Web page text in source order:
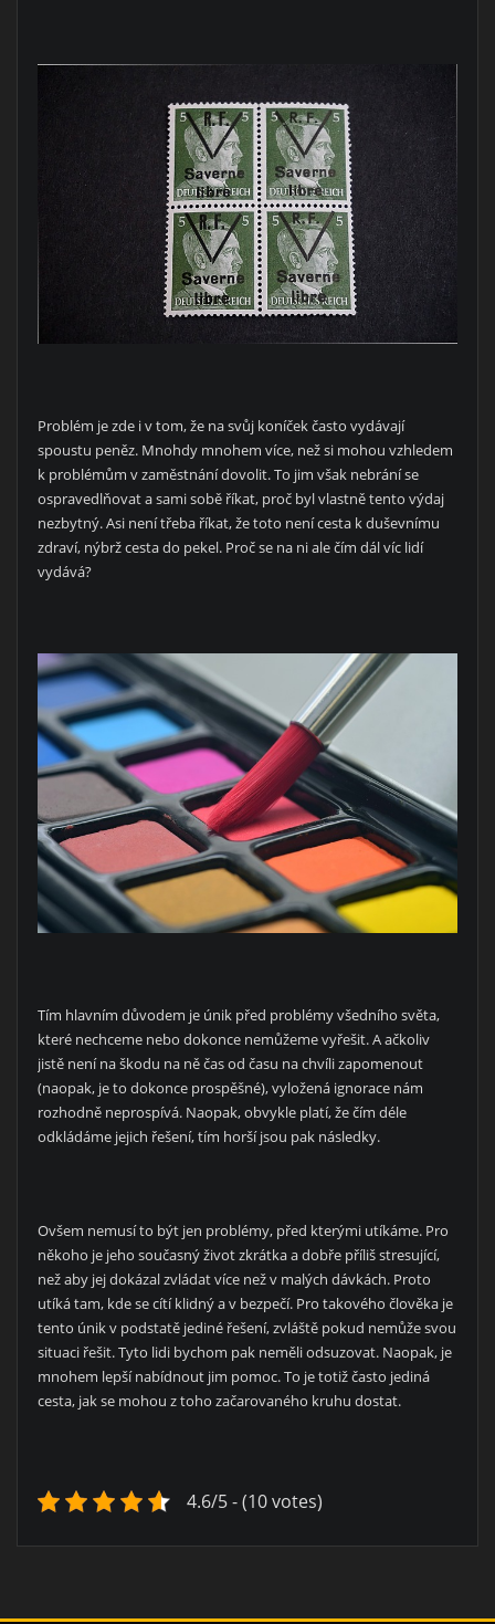
Problém je zde i v tom, že na svůj koníček často vydávají
spoustu peněz. Mnohdy mnohem více, než si mohou vzhledem
k problémům v zaměstnání dovolit. To jim však nebrání se
ospravedlňovat a sami sobě říkat, proč byl vlastně tento výdaj
nezbytný. Asi není třeba říkat, že toto není cesta k duševnímu
zdraví, nýbrž cesta do pekel. Proč se na ni ale čím dál víc lidí
vydává?
Tím hlavním důvodem je únik před problémy všedního světa,
které nechceme nebo dokonce nemůžeme vyřešit. A ačkoliv
jistě není na škodu na ně čas od času na chvíli zapomenout
(naopak, je to dokonce prospěšné), vyložená ignorace nám
rozhodně neprospívá. Naopak, obvykle platí, že čím déle
odkládáme jejich řešení, tím horší jsou pak následky.
Ovšem nemusí to být jen problémy, před kterými utíkáme. Pro
někoho je jeho současný život zkrátka a dobře příliš stresující,
než aby jej dokázal zvládat více než v malých dávkách. Proto
utíká tam, kde se cítí klidný a v bezpečí. Pro takového člověka je
tento únik v podstatě jediné řešení, zvláště pokud nemůže svou
situaci řešit. Tyto lidi bychom pak neměli odsuzovat. Naopak, je
mnohem lepší nabídnout jim pomoc. To je totiž často jediná
cesta, jak se mohou z toho začarovaného kruhu dostat.
4.6/5 - (10 votes)